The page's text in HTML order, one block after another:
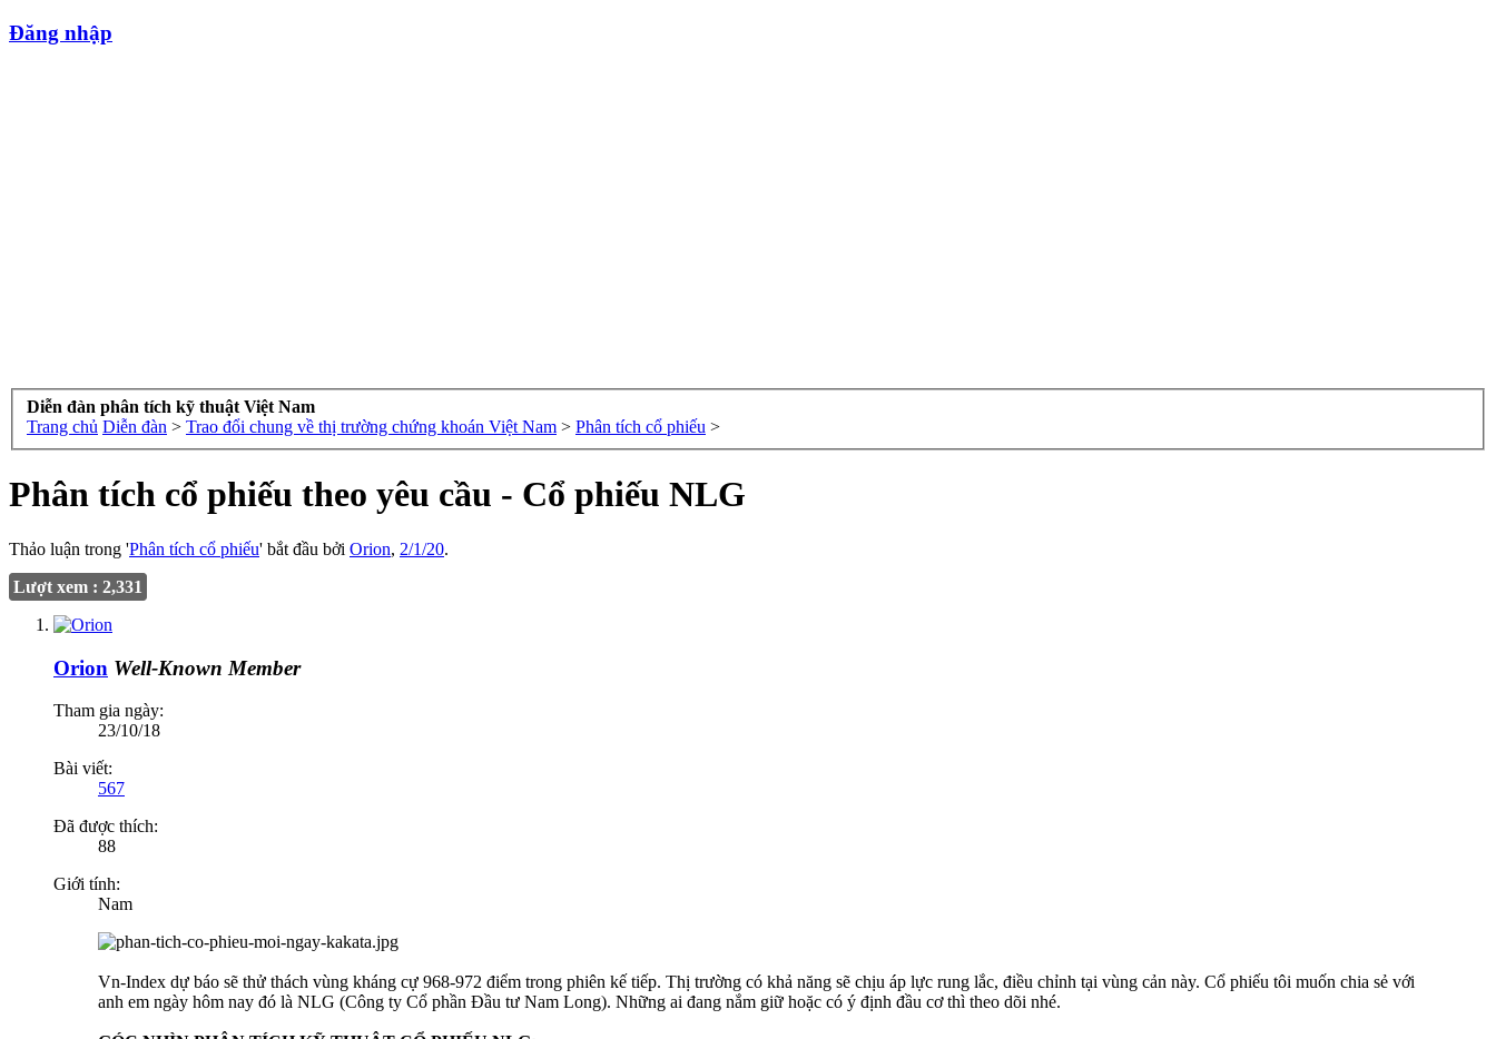
Đăng nhập
Diễn đàn phân tích kỹ thuật Việt Nam
Trang chủ Diễn đàn > Trao đổi chung về thị trường chứng khoán Việt Nam > Phân tích cổ phiếu >
Phân tích cổ phiếu theo yêu cầu - Cổ phiếu NLG
Thảo luận trong 'Phân tích cổ phiếu' bắt đầu bởi Orion, 2/1/20.
Lượt xem : 2,331
Orion Well-Known Member
Tham gia ngày:
23/10/18
Bài viết:
567
Đã được thích:
88
Giới tính:
Nam
Vn-Index dự báo sẽ thử thách vùng kháng cự 968-972 điểm trong phiên kế tiếp. Thị trường có khả năng sẽ chịu áp lực rung lắc, điều chỉnh tại vùng cản này. Cổ phiếu tôi muốn chia sẻ với
anh em ngày hôm nay đó là NLG (Công ty Cổ phần Đầu tư Nam Long). Những ai đang nắm giữ hoặc có ý định đầu cơ thì theo dõi nhé.